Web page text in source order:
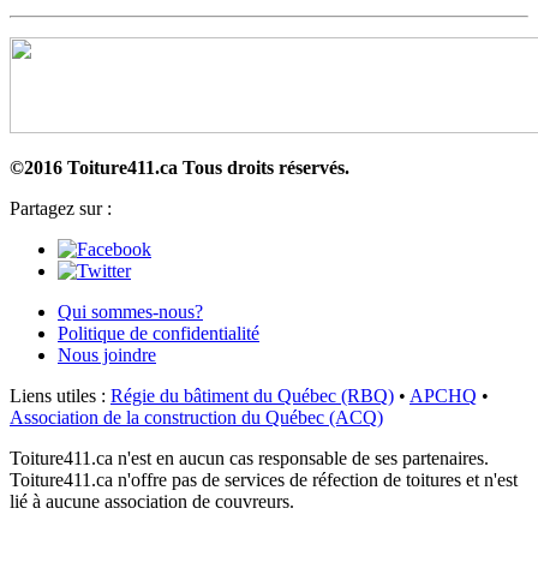
©2016 Toiture411.ca Tous droits réservés.
Partagez sur :
Qui sommes-nous?
Politique de confidentialité
Nous joindre
Liens utiles : Régie du bâtiment du Québec (RBQ) • APCHQ •
Association de la construction du Québec (ACQ)
Toiture411.ca n'est en aucun cas responsable de ses partenaires.
Toiture411.ca n'offre pas de services de réfection de toitures et n'est
lié à aucune association de couvreurs.